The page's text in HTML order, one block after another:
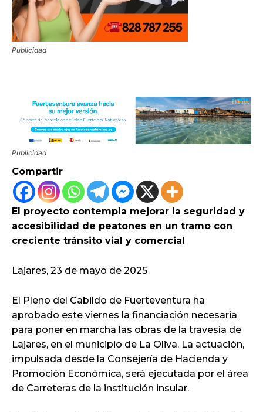
Publicidad
Publicidad
Compartir
El proyecto contempla mejorar la seguridad y
accesibilidad de peatones en un tramo con
creciente tránsito vial y comercial
Lajares, 23 de mayo de 2025
El Pleno del Cabildo de Fuerteventura ha
aprobado este viernes la financiación necesaria
para poner en marcha las obras de la travesía de
Lajares, en el municipio de La Oliva. La actuación,
impulsada desde la Consejería de Hacienda y
Promoción Económica, será ejecutada por el área
de Carreteras de la institución insular.